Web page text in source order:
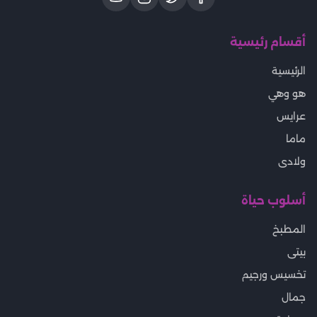
أقسام رئيسية
الرئيسية
هو وهي
عرايس
ماما
ولادى
أسلوب حياة
المطبخ
بيتى
تخسيس ورجيم
جمال